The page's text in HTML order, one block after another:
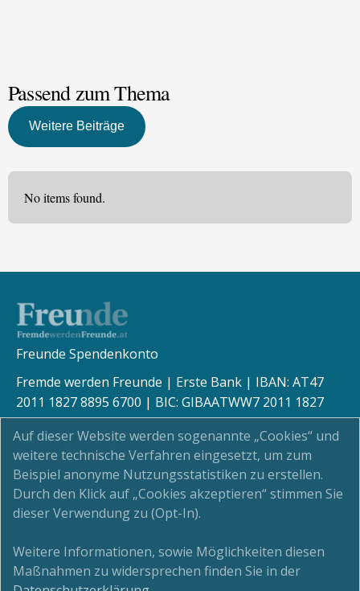
Passend zum Thema
Weitere Beiträge
No items found.
Freunde Spendenkonto
Fremde werden Freunde | Erste Bank | IBAN: AT47
2011 1827 8895 6700 | BIC: GIBAATWW7 2011 1827
8895 6700
Kinderschutz
Auf dieser Website werden sogenannte „Cookies“ und
weitere technische Verfahren eingesetzt, um zum
Beispiel anonyme Nutzungsstatistiken zu erstellen.
Durch den Klick auf „Cookies akzeptieren“ stimmen Sie
dieser Verwendung zu (Opt-In).
Weitere Informationen, sowie Möglichkeiten diesen
Maßnahmen zu widersprechen finden Sie in der